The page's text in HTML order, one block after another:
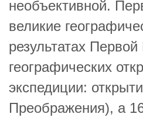
необъективной.
великие
результатах
географических
экспедиции:
Преображения), а